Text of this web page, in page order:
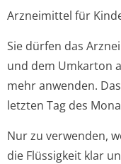
Arzneimittel für
Sie dürfen das
und dem Umkarton
mehr anwenden.
letzten Tag des
Nur zu verwenden,
die Flüssigkeit klar